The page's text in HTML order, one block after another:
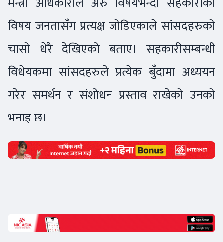
विषय जनतासँग प्रत्यक्ष जोडिएकाले सांसदहरुको
चासो धेरै देखिएको बताए। सहकारीसम्बन्धी
विधेयकमा सांसदहरुले प्रत्येक बुँदामा अध्ययन
गरेर समर्थन र संशोधन प्रस्ताव राखेको उनको
भनाइ छ।